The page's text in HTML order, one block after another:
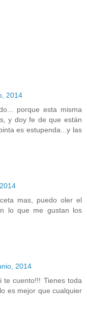
2014
porque esta misma
y doy fe de que están
es estupenda...y las
mas, puedo oler el
lo que me gustan los
2014
te cuento!!! Tienes toda
es mejor que cualquier